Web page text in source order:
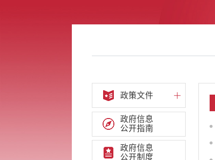
政策文件
政府信息
公开指南
政府信息
公开制度